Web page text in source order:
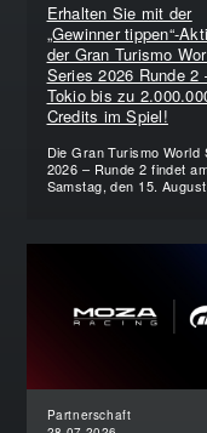
Erhalten Sie mit der
„Gewinner tippen“-
der Gran Turismo
Series 2026 Runde 2
Tokio bis zu
Credits im Spiel!
Die Gran Turismo World
2026 – Runde 2 findet
Samstag, den 15.
Partnerschaft